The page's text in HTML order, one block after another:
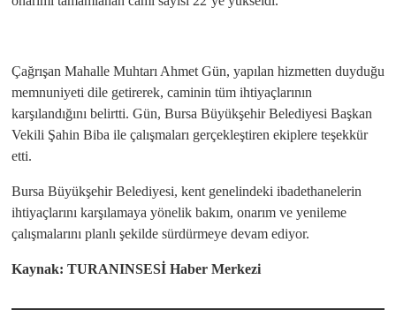
Çağrışan Mahalle Muhtarı Ahmet Gün, yapılan hizmetten duyduğu
memnuniyeti dile getirerek, caminin tüm ihtiyaçlarının
karşılandığını belirtti. Gün, Bursa Büyükşehir Belediyesi Başkan
Vekili Şahin Biba ile çalışmaları gerçekleştiren ekiplere teşekkür
etti.
Bursa Büyükşehir Belediyesi, kent genelindeki ibadethanelerin
ihtiyaçlarını karşılamaya yönelik bakım, onarım ve yenileme
çalışmalarını planlı şekilde sürdürmeye devam ediyor.
Kaynak: TURANINSESİ Haber Merkezi